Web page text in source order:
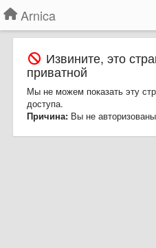
Arnica
Извините, это
приватной
Мы не можем показать эту
доступа.
Причина: Вы не